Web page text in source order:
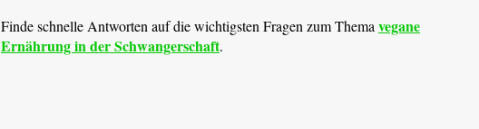
Finde schnelle Antworten auf die wichtigsten Fragen zum Thema vegane
Ernährung in der Schwangerschaft. ​